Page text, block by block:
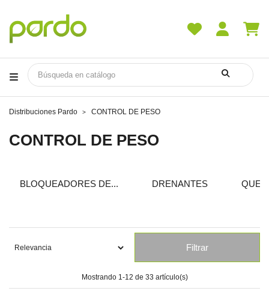
Distribuciones Pardo CONTROL DE PESO
CONTROL DE PESO
BLOQUEADORES DE... DRENANTES
Filtrar
Mostrando 1-12 de 33 artículo(s)